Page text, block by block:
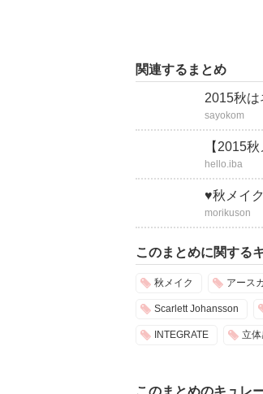
関連するまとめ
2015秋
sayokom
【2015
hello.iba
♥秋メイ
morikuson
このまとめに関する
秋メイク アース
Scarlett Johansson
INTEGRATE 立
このまとめのキュレ